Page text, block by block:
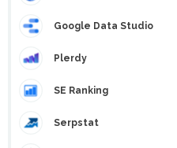
Google Data Studio
Plerdy
SE Ranking
Serpstat